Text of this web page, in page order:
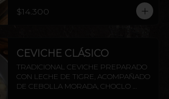
$14.300
CEVICHE CLÁSICO
TRADICIONAL CEVICHE PREPARADO
CON LECHE DE TIGRE, ACOMPAÑADO
DE CEBOLLA MORADA, CHOCLO